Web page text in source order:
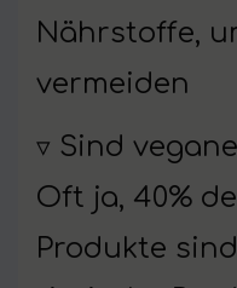
Nährstoffe,
vermeiden
▿ Sind
Oft ja, 40%
Produkte